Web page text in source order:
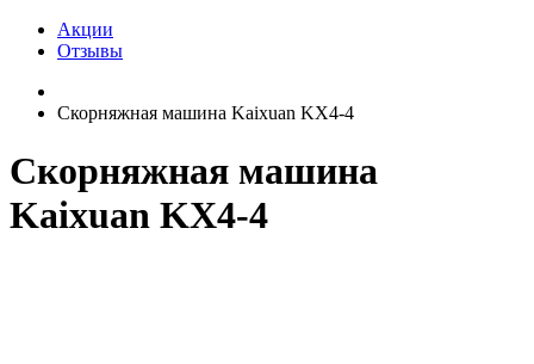
Акции
Отзывы
Скорняжная машина Kaixuan KX4-4
Скорняжная машина
Kaixuan KX4-4